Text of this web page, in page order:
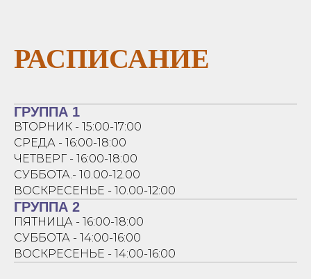
РАСПИСАНИЕ
ГРУППА 1
ВТОРНИК - 15:00-17:00
СРЕДА - 16:00-18:00
ЧЕТВЕРГ - 16:00-18:00
СУББОТА.- 10.00-12.00
ВОСКРЕСЕНЬЕ - 10.00-12:00
ГРУППА 2
ПЯТНИЦА - 16:00-18:00
СУББОТА - 14:00-16:00
ВОСКРЕСЕНЬЕ - 14:00-16:00